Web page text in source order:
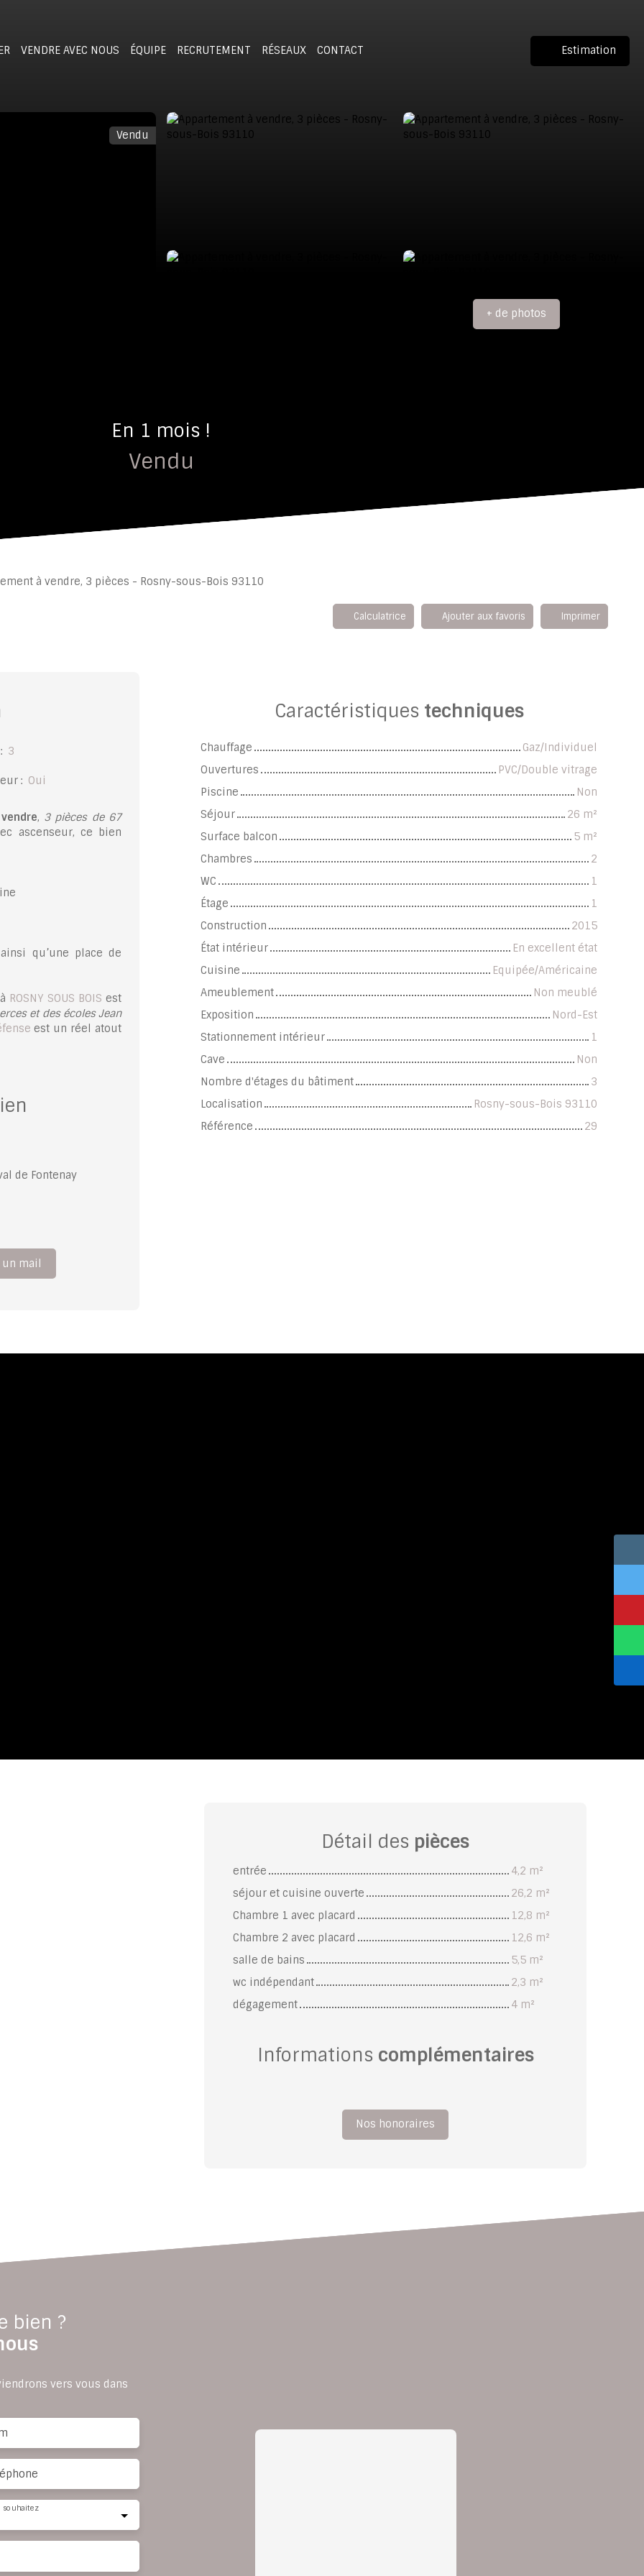
VENDRE AVEC NOUS ÉQUIPE RECRUTEMENT RÉSEAUX CONTACT Estimation
Vendu
+ de photos
En 1 mois !
Vendu
à vendre, 3 pièces - Rosny-sous-Bois 93110
Calculatrice Ajouter aux favoris Imprimer
3
: Oui
, 3 pièces de 67
ascenseur, ce bien
qu’une place de
ROSNY SOUS BOIS est
et des écoles Jean
est un réel atout
de Fontenay
mail
Caractéristiques techniques
Chauffage
Gaz/Individuel
Ouvertures
PVC/Double vitrage
Piscine
Non
Séjour
26 m²
Surface balcon
5 m²
Chambres
2
WC
1
Étage
1
Construction
2015
État intérieur
En excellent état
Cuisine
Equipée/Américaine
Ameublement
Non meublé
Exposition
Nord-Est
Stationnement intérieur
1
Cave
Non
Nombre d'étages du bâtiment
3
Localisation
Rosny-sous-Bois 93110
Référence
29
Détail des pièces
entrée
4,2 m²
séjour et cuisine ouverte
26,2 m²
Chambre 1 avec placard
12,8 m²
Chambre 2 avec placard
12,6 m²
salle de bains
5,5 m²
wc indépendant
2,3 m²
dégagement
4 m²
Informations complémentaires
Nos honoraires
bien ?
vers vous dans
souhaitez